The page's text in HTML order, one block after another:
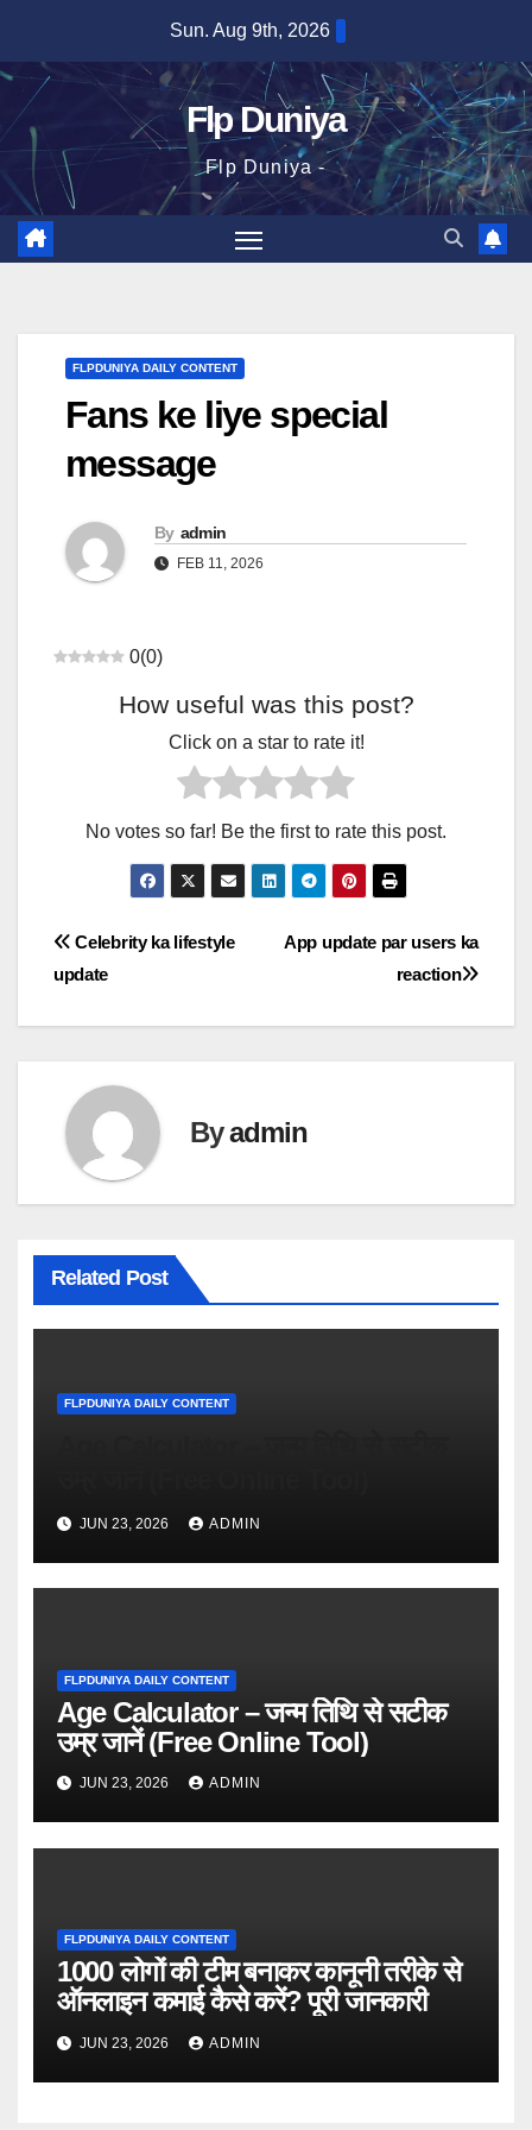
content
Sun. Aug 9th, 2026
Flp Duniya
Flp Duniya -
FLPDUNIYA DAILY CONTENT
Fans ke liye special
message
By admin
FEB 11, 2026
0(0)
How useful was this post?
Click on a star to rate it!
No votes so far! Be the first to rate this post.
Post
navigation
App update par users ka
reaction
Celebrity ka lifestyle
update
Byadmin
Related Post
FLPDUNIYA DAILY CONTENT
JUN 23, 2026 ADMIN
FLPDUNIYA DAILY CONTENT
Age Calculator – जन्म तिथि से सटीक
उम्र जानें (Free Online Tool)
JUN 23, 2026 ADMIN
FLPDUNIYA DAILY CONTENT
1000 लोगों की टीम बनाकर कानूनी तरीके से
ऑनलाइन कमाई कैसे करें? पूरी जानकारी
JUN 23, 2026 ADMIN